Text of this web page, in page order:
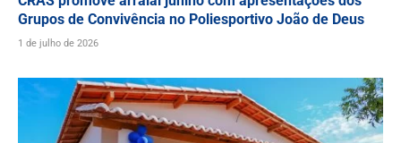
Grupos de Convivência no Poliesportivo João de Deus
1 de julho de 2026